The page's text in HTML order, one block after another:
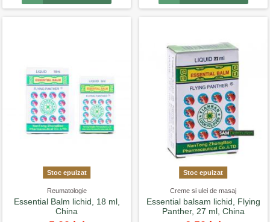
Stoc epuizat
Reumatologie
Essential Balm lichid, 18 ml,
China
Stoc epuizat
Creme si ulei de masaj
Essential balsam lichid, Flying
Panther, 27 ml, China